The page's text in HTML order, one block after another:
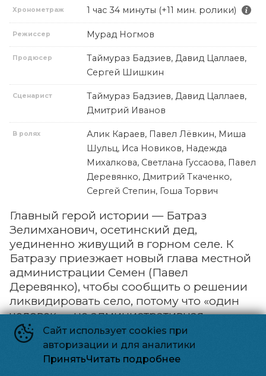
Хронометраж 1 час 34 минуты (+11 мин. ролики)
Режиссер Мурад Ногмов
Продюсер
Таймураз Бадзиев, Давид Цаллаев,
Сергей Шишкин
Сценарист
Таймураз Бадзиев, Давид Цаллаев,
Дмитрий Иванов
В ролях
Алик Караев, Павел Лёвкин, Миша
Шульц, Иса Новиков, Надежда
Михалкова, Светлана Гуссаова, Павел
Деревянко, Дмитрий Ткаченко,
Сергей Степин, Гоша Торвич
Главный герой истории — Батраз
Зелимханович, осетинский дед,
уединенно живущий в горном селе. К
Батразу приезжает новый глава местной
администрации Семен (Павел
Деревянко), чтобы сообщить о решении
ликвидировать село, потому что «один
человек — не административная
единица». Семену нужно получить
письменное согласие Батраза на
переезд в город, но дед никуда уезжать
Сайт использует cookies при
авторизации и для аналитики
ПринятьЧитать подробнее